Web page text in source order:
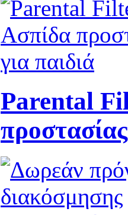
Parental